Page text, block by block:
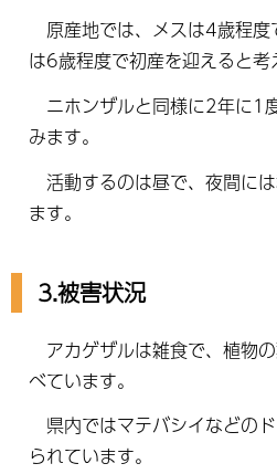
原産地では、メスは4歳程
は6歳程度で初産を迎えると考
ニホンザルと同様に2年に1
みます。
活動するのは昼で、夜間に
ます。
3.被害状況
アカゲザルは雑食で、植物
べています。
県内ではマテバシイなどの
られています。